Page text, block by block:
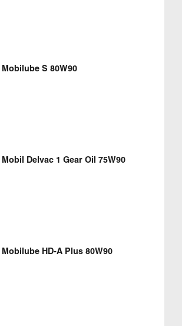
Mobilube S 80W90
Mobil Delvac 1 Gear Oil 75W90
Mobilube HD-A Plus 80W90